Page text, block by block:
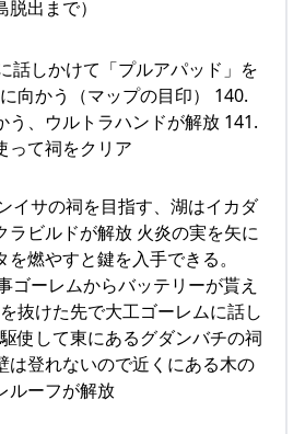
出まで）
話しかけて「プルアパッド」を
向かう（マップの目印） 140.
う、ウルトラハンドが解放 141.
って祠をクリア
イサの祠を目指す、湖はイカダ
ラビルドが解放 火炎の実を矢に
燃やすと鍵を入手できる。
ゴーレムからバッテリーが貰え
抜けた先で大工ゴーレムに話し
使して東にあるグダンバチの祠
は登れないので近くにある木の
ルーフが解放